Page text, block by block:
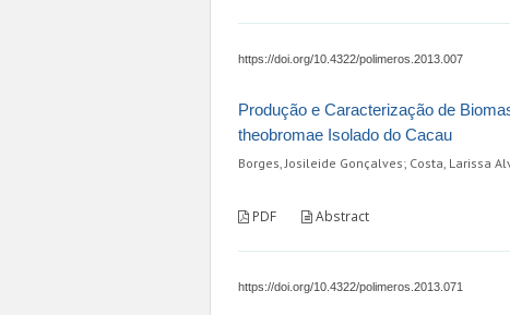
https://doi.org/10.4322/polimeros.2013.007
Produção e Caracterização de
theobromae Isolado do Cacau
Borges, Josileide Gonçalves; Costa, Larissa
PDF Abstract
https://doi.org/10.4322/polimeros.2013.071